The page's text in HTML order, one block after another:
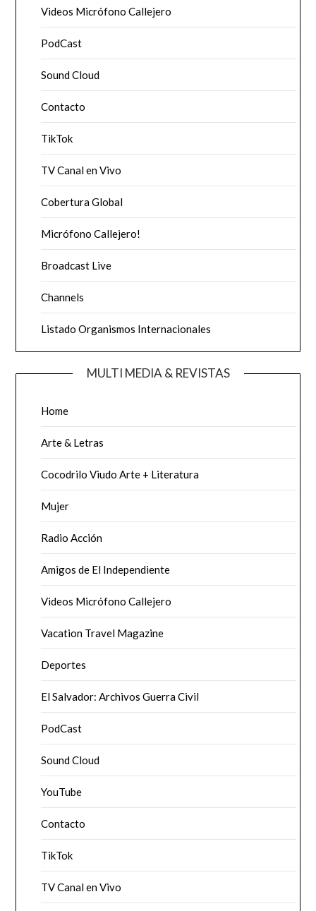
Videos Micrófono Callejero
PodCast
Sound Cloud
Contacto
TikTok
TV Canal en Vivo
Cobertura Global
Micrófono Callejero!
Broadcast Live
Channels
Listado Organismos Internacionales
MULTI MEDIA & REVISTAS
Home
Arte & Letras
Cocodrilo Viudo Arte + Literatura
Mujer
Radio Acción
Amigos de El Independiente
Videos Micrófono Callejero
Vacation Travel Magazine
Deportes
El Salvador: Archivos Guerra Civil
PodCast
Sound Cloud
YouTube
Contacto
TikTok
TV Canal en Vivo